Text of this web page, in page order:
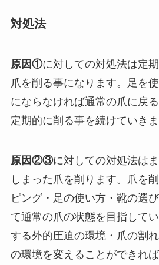
対処法
原因①に対しての対処法は定
爪を削る事になります。足を
にならなければ通常の爪に戻
定期的に削る事を続けていきま
原因②③に対しての対処法は
しまった爪を削ります。爪を
ピング・足の使い方・靴の選
て通常の爪の状態を目指して
する外的圧迫の環境・爪の割
の環境を変えることができれ